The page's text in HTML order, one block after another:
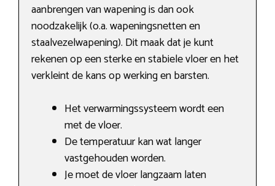
aanbrengen van wapening is dan ook
noodzakelijk (o.a. wapeningsnetten en
staalvezelwapening). Dit maak dat je kunt
rekenen op een sterke en stabiele vloer en het
verkleint de kans op werking en barsten.
Het verwarmingssysteem wordt een
met de vloer.
De temperatuur kan wat langer
vastgehouden worden.
Je moet de vloer langzaam laten